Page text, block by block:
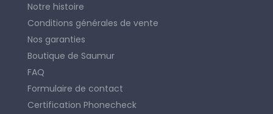
Notre histoire
Conditions générales de vente
Nos garanties
Boutique de Saumur
FAQ
Formulaire de contact
Certification Phonecheck